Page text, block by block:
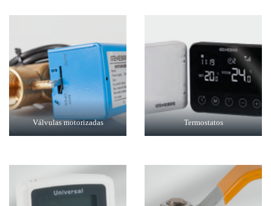
Válvulas motorizadas Termostatos